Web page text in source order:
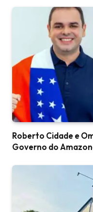
Roberto Cidade e
Governo do